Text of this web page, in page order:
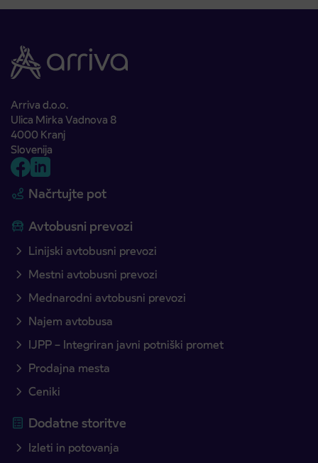
Arriva d.o.o.
Ulica Mirka Vadnova 8
4000 Kranj
Slovenija
Načrtujte pot
Avtobusni prevozi
Linijski avtobusni prevozi
Mestni avtobusni prevozi
Mednarodni avtobusni prevozi
Najem avtobusa
IJPP – Integriran javni potniški promet
Prodajna mesta
Ceniki
Dodatne storitve
Izleti in potovanja